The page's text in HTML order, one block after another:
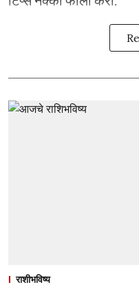
राशीभविष्य